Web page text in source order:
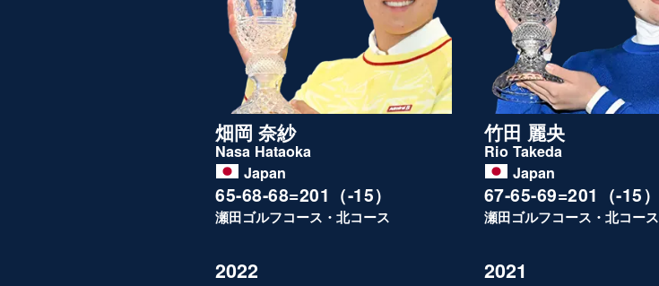
畑岡 奈紗
Nasa Hataoka
Japan
65-68-68=201（-15）
瀬田ゴルフコース・北コース
竹田 麗央
Rio Takeda
Japan
67-65-69=201（-15）
瀬田ゴルフコース・北コース
2022 2021